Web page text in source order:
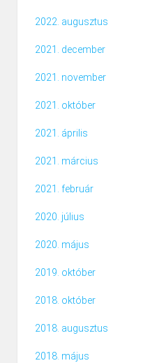
2022. augusztus
2021. december
2021. november
2021. október
2021. április
2021. március
2021. február
2020. július
2020. május
2019. október
2018. október
2018. augusztus
2018. május